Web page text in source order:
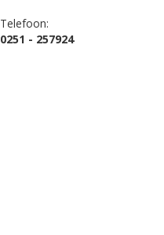
Telefoon:
0251 - 257924